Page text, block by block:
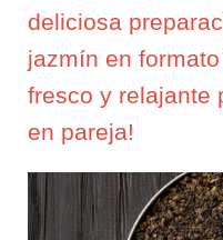
deliciosa
jazmín en
fresco y relajante
en pareja!